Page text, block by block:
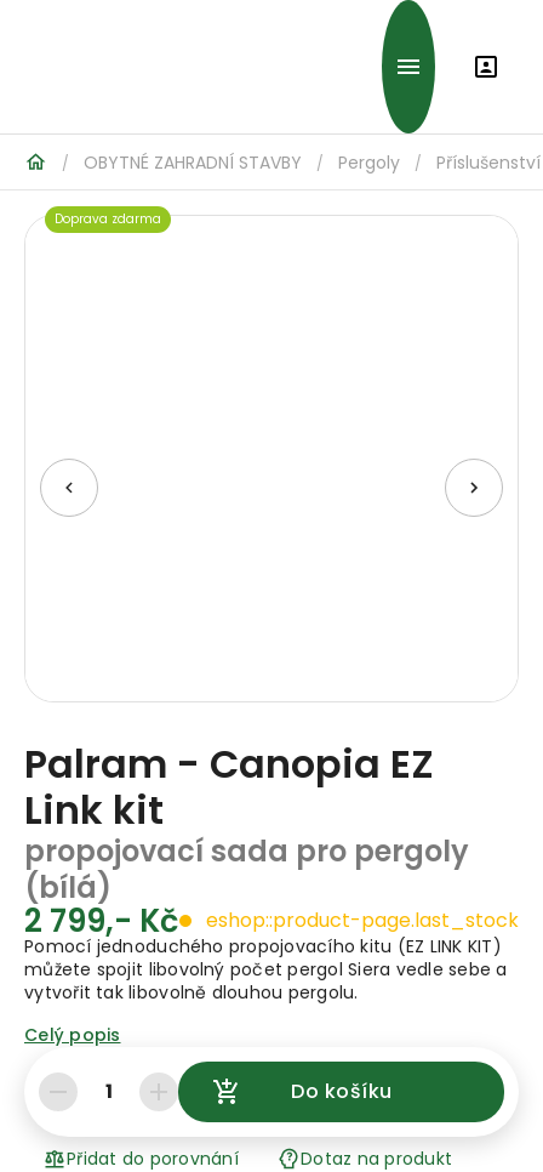
/ OBYTNÉ ZAHRADNÍ STAVBY / Pergoly / Příslušenství
Doprava zdarma
Palram - Canopia EZ
Link kit
propojovací sada pro pergoly
(bílá)
2 799,- Kč eshop::product-page.last_stock
Pomocí jednoduchého propojovacího kitu (EZ LINK KIT)
můžete spojit libovolný počet pergol Siera vedle sebe a
vytvořit tak libovolně dlouhou pergolu.
Celý popis
1 Do košíku
Přidat do porovnání Dotaz na produkt